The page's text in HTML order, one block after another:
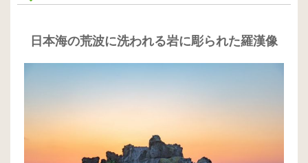
日本海の荒波に洗われる岩に彫られた羅漢像